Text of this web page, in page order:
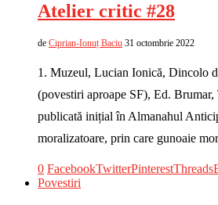
Atelier critic #28
de Ciprian-Ionuț Baciu 31 octombrie 2022
1. Muzeul, Lucian Ionică, Dincolo
(povestiri aproape SF), Ed.
publicată inițial în Almanahul
moralizatoare, prin care gunoaie
0 FacebookTwitterPinterestThreads
Povestiri